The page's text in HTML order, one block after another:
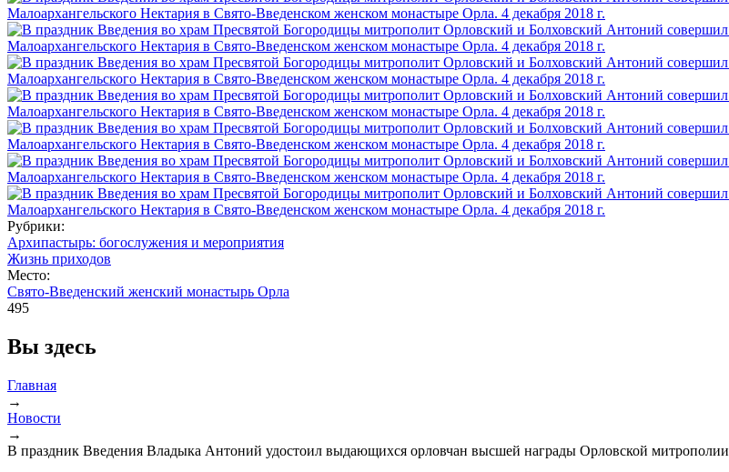
Рубрики:
Архипастырь: богослужения и мероприятия
Жизнь приходов
Место:
Свято-Введенский женский монастырь Орла
495
Вы здесь
Главная
→
Новости
→
В праздник Введения Владыка Антоний удостоил выдающихся орловчан высшей награды Орловской митрополии